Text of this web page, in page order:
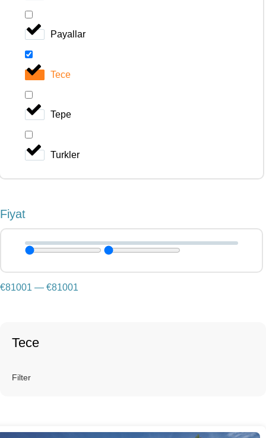
Payallar
Tece
Tepe
Turkler
Fiyat
€81001 — €81001
Tece
Filter